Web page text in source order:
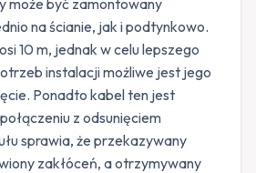
może być zamontowany
na ścianie, jak i podtynkowo.
10 m, jednak w celu lepszego
instalacji możliwe jest jego
Ponadto kabel ten jest
z odsunięciem
sprawia, że przekazywany
zakłóceń, a otrzymywany